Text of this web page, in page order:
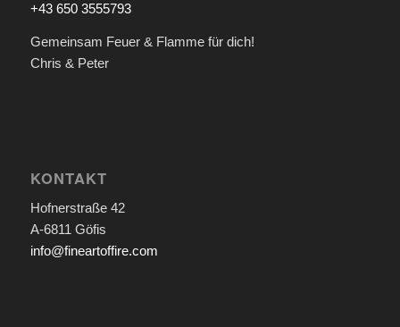
+43 650 3555793
Gemeinsam Feuer & Flamme für dich!
Chris & Peter
KONTAKT
Hofnerstraße 42
A-6811 Göfis
info@fineartoffire.com